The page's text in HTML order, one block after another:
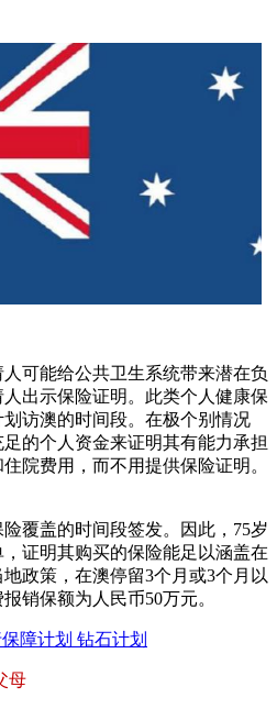
可能给公共卫生系统带来潜在负
出示保险证明。此类个人健康保
访澳的时间段。在极个别情况
的个人资金来证明其有能力承担
院费用，而不用提供保险证明。
覆盖的时间段签发。因此，75岁
证明其购买的保险能足以涵盖在
政策，在澳停留3个月或3个月以
销保额为人民币50万元。
障计划 钻石计划
母